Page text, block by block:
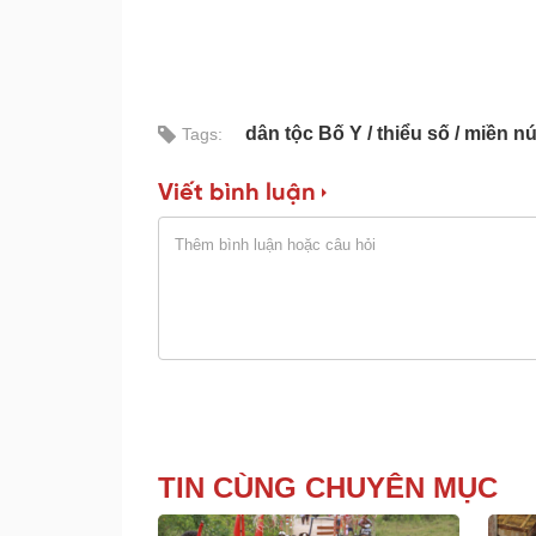
Tags: dân tộc Bố Y thiểu số miền
Viết bình luận
TIN CÙNG CHUYÊN MỤC